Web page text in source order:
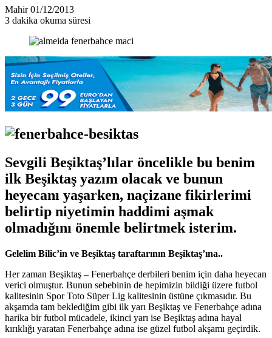
Mahir Bir
e-
göndermek
01/12/2013
3 dakika okuma süresi
Sevgili Beşiktaş’lılar öncelikle bu benim
ilk Beşiktaş yazım olacak ve bunun
heyecanı yaşarken, naçizane fikirlerimi
belirtip niyetimin haddimi aşmak
olmadığını önemle belirtmek isterim.
Gelelim Bilic’in ve Beşiktaş taraftarının Beşiktaş’ına..
Her zaman Beşiktaş – Fenerbahçe derbileri benim için daha heyecan
verici olmuştur. Bunun sebebinin de hepimizin bildiği üzere futbol
kalitesinin Spor Toto Süper Lig kalitesinin üstüne çıkmasıdır. Bu
akşamda tam beklediğim gibi ilk yarı Beşiktaş ve Fenerbahçe adına
harika bir futbol mücadele, ikinci yarı ise Beşiktaş adına hayal
kırıklığı yaratan Fenerbahçe adına ise güzel futbol akşamı geçirdik.